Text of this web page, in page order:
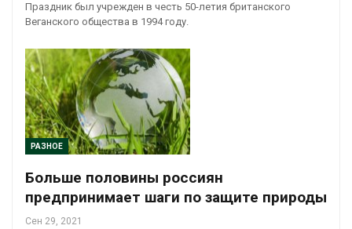
Праздник был учрежден в честь 50-летия британского
Веганского общества в 1994 году.
РАЗНОЕ
Больше половины россиян
предпринимает шаги по защите природы
Сен 29, 2021